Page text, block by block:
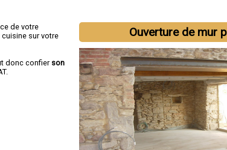
Ouverture de mur
de votre
sur votre
donc confier son